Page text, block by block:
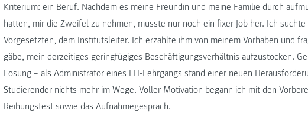
Kriterium: ein Beruf. Nachdem es meine Freundin und meine Familie durch
hatten, mir die Zweifel zu nehmen, musste nur noch ein fixer Job her. Ich
Vorgesetzten, dem Institutsleiter. Ich erzählte ihm von meinem Vorhaben und
gäbe, mein derzeitiges geringfügiges Beschäftigungsverhältnis aufzustocken.
Lösung – als Administrator eines FH-Lehrgangs stand einer neuen
Studierender nichts mehr im Wege. Voller Motivation begann ich mit den
Reihungstest sowie das Aufnahmegespräch.